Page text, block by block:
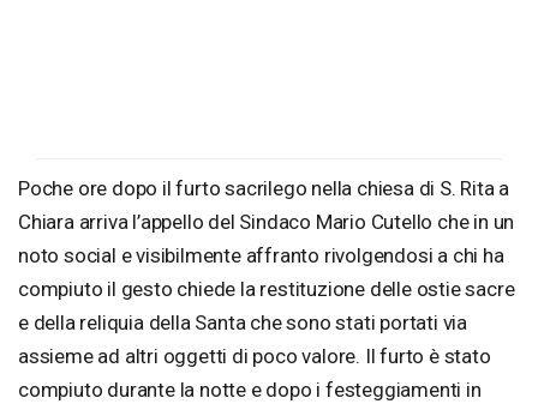
Poche ore dopo il furto sacrilego nella chiesa di S. Rita a
Chiara arriva l’appello del Sindaco Mario Cutello che in un
noto social e visibilmente affranto rivolgendosi a chi ha
compiuto il gesto chiede la restituzione delle ostie sacre
e della reliquia della Santa che sono stati portati via
assieme ad altri oggetti di poco valore. Il furto è stato
compiuto durante la notte e dopo i festeggiamenti in